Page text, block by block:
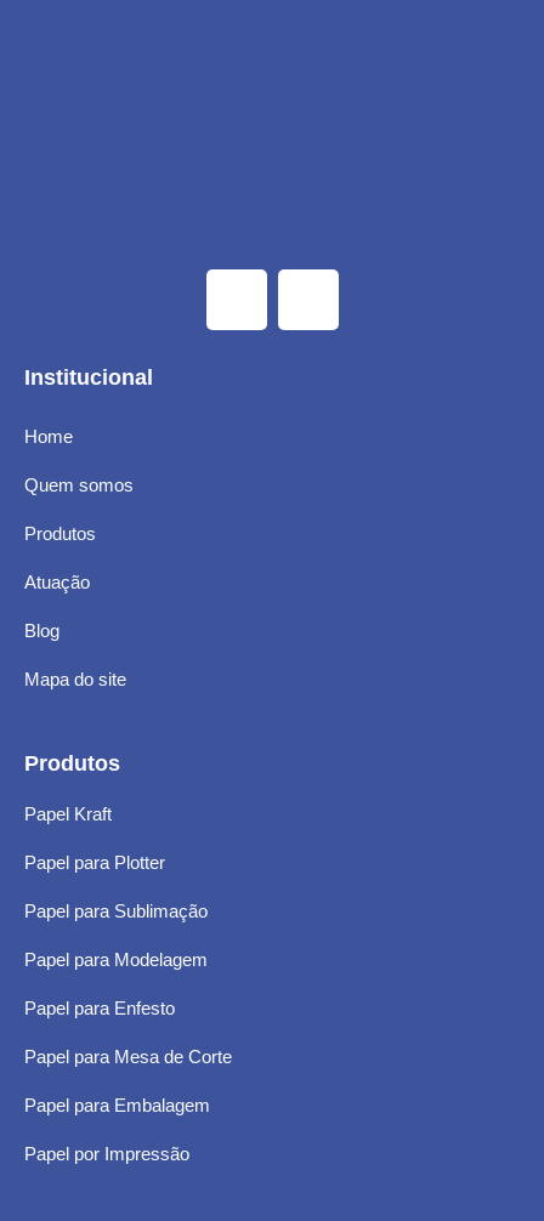
Institucional
Home
Quem somos
Produtos
Atuação
Blog
Mapa do site
Produtos
Papel Kraft
Papel para Plotter
Papel para Sublimação
Papel para Modelagem
Papel para Enfesto
Papel para Mesa de Corte
Papel para Embalagem
Papel por Impressão